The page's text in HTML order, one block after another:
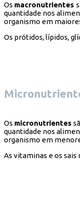
Os macronutrientes
quantidade nos
organismo em
Os prótidos, lípidos,
Os micronutrientes
quantidade nos
organismo em
As vitaminas e os